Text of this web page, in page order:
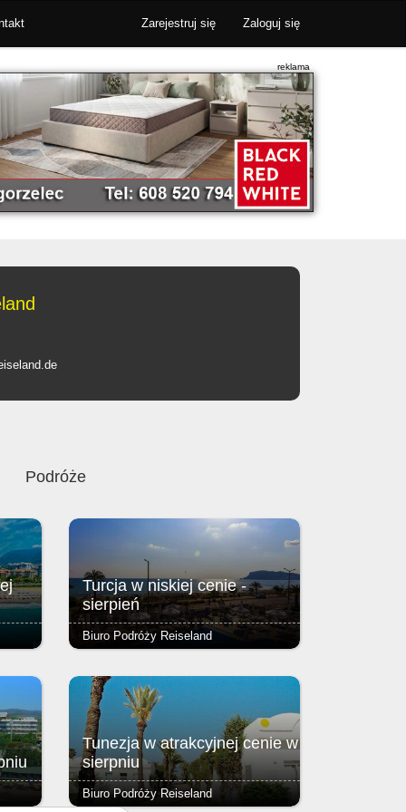
Zarejestruj się Zaloguj się
Podróże
Turcja w niskiej cenie -
sierpień
śródziemnomorskiej plaży w Alanyi,
oferuje zapierający dech w piersiach
widok na morze.
Biuro Podróży Reiseland
Tunezja w atrakcyjnej cenie w
sierpniu
Biuro Podróży Reiseland